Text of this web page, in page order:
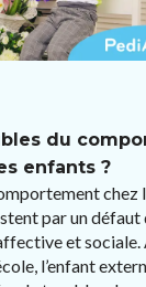
du
enfants ?
chez
par un défaut
et sociale.
l’enfant